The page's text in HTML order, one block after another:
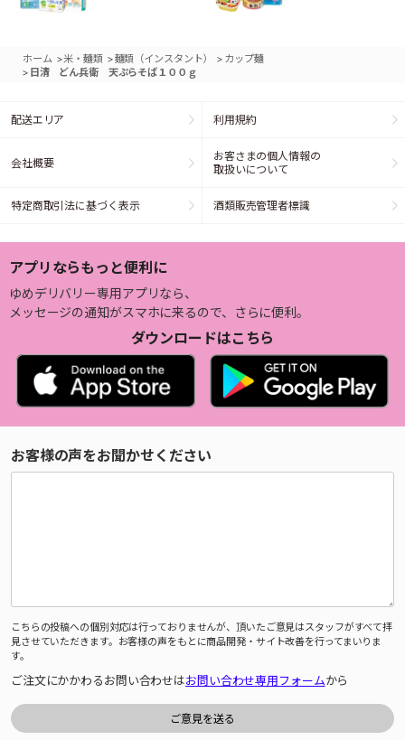
ホーム >米・麺類 >麺類（インスタント） > カップ麺
> 日清 どん兵衛 天ぷらそば１００ｇ
配送エリア 利用規約
会社概要
お客さまの個人情報の
取扱いについて
特定商取引法に基づく表示 酒類販売管理者標識
アプリならもっと便利に
ゆめデリバリー専用アプリなら、
メッセージの通知がスマホに来るので、さらに便利。
ダウンロードはこちら
お客様の声をお聞かせください
こちらの投稿への個別対応は行っておりませんが、頂いたご意見はスタッフがすべて拝
見させていただきます。お客様の声をもとに商品開発・サイト改善を行ってまいりま
す。
ご注文にかかわるお問い合わせはお問い合わせ専用フォームから